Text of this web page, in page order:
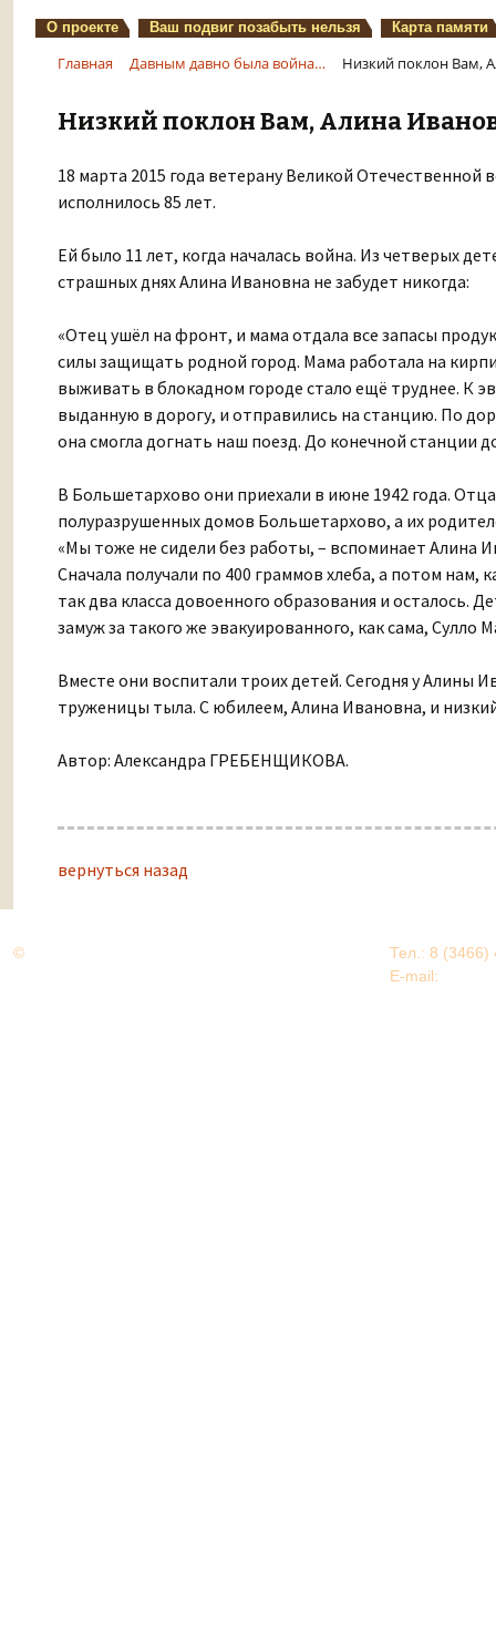
О проекте Ваш подвиг позабыть нельзя Карта памяти
Главная Давным давно была война… Низкий поклон Вам,
Низкий поклон Вам, Алина
18 марта 2015 года ветерану Великой
исполнилось 85 лет.
Ей было 11 лет, когда началась война. Из четверых
страшных днях Алина Ивановна не забудет никогда:
«Отец ушёл на фронт, и мама отдала все запасы
силы защищать родной город. Мама работала на
выживать в блокадном городе стало ещё труднее. К
выданную в дорогу, и отправились на станцию. По
она смогла догнать наш поезд. До конечной станции
В Большетархово они приехали в июне 1942 года.
полуразрушенных домов Большетархово, а их
«Мы тоже не сидели без работы, – вспоминает Алина
Сначала получали по 400 граммов хлеба, а потом
так два класса довоенного образования и осталось.
замуж за такого же эвакуированного, как сама, Сулло
Вместе они воспитали троих детей. Сегодня у Алины
труженицы тыла. С юбилеем, Алина Ивановна, и
Автор: Александра ГРЕБЕНЩИКОВА.
вернуться назад
©
Тел.: 8 (3466)
E-mail: